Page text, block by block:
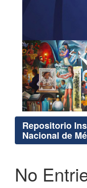
Repositorio
Nacional de
No